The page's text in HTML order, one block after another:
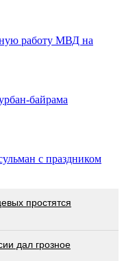
работу МВД на
байрама
с праздником
простятся
дал грозное